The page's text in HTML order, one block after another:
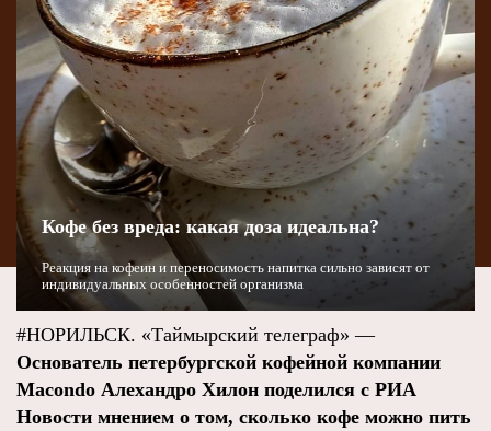
Кофе без вреда: какая доза идеальна?
Реакция на кофеин и переносимость напитка сильно зависят от
индивидуальных особенностей организма
#НОРИЛЬСК. «Таймырский телеграф» —
Основатель петербургской кофейной компании
Macondo Алехандро Хилон поделился с РИА
Новости мнением о том, сколько кофе можно пить